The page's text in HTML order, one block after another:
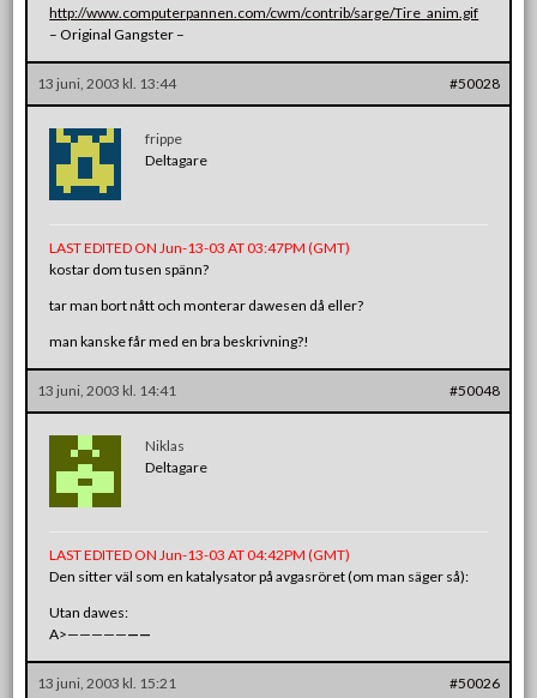
http://www.computerpannen.com/cwm/contrib/sarge/Tire_anim.gif
– Original Gangster –
13 juni, 2003 kl. 13:44 #50028
frippe
Deltagare
LAST EDITED ON Jun-13-03 AT 03:47PM (GMT)
kostar dom tusen spänn?
tar man bort nått och monterar dawesen då eller?
man kanske får med en bra beskrivning?!
13 juni, 2003 kl. 14:41 #50048
Niklas
Deltagare
LAST EDITED ON Jun-13-03 AT 04:42PM (GMT)
Den sitter väl som en katalysator på avgasröret (om man säger så):
Utan dawes:
A>———————
13 juni, 2003 kl. 15:21 #50026